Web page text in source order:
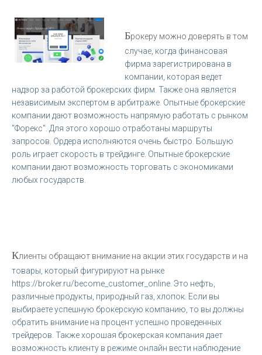
Брокеру можно доверять в том
случае, когда финансовая
фирма зарегистрирована в
компании, которая ведет
надзор за работой брокерских фирм. Также она является
независимым экспертом в арбитраже. Опытные брокерские
компании дают возможность напрямую работать с рынком
"Форекс". Для этого хорошо отработаны маршруты
запросов. Ордера исполняются очень быстро. Большую
роль играет скорость в трейдинге. Опытные брокерские
компании дают возможность торговать с экономиками
любых государств.
Клиенты обращают внимание на акции этих государств и на
товары, который фигурируют на рынке
https://broker.ru/become_customer_online. Это нефть,
различные продукты, природный газ, хлопок. Если вы
выбираете успешную брокерскую компанию, то вы должны
обратить внимание на процент успешно проведенных
трейдеров. Также хорошая брокерская компания дает
возможность клиенту в режиме онлайн вести наблюдение